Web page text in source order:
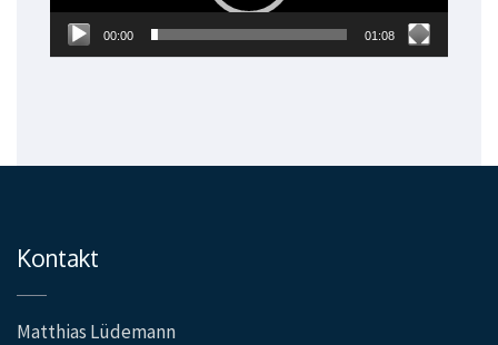
00:00 01:08
Kontakt
Matthias Lüdemann